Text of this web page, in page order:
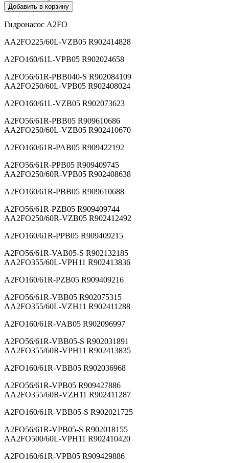
Добавить в корзину
Гидронасос A2FO
AA2FO225/60L-VZB05 R902414828
A2FO160/61L-VPB05 R902024658
A2FO56/61R-PBB040-S R902084109
AA2FO250/60L-VPB05 R902408024
A2FO160/61L-VZB05 R902073623
A2FO56/61R-PBB05 R909610686
AA2FO250/60L-VZB05 R902410670
A2FO160/61R-PAB05 R909422192
A2FO56/61R-PPB05 R909409745
AA2FO250/60R-VPB05 R902408638
A2FO160/61R-PBB05 R909610688
A2FO56/61R-PZB05 R909409744
AA2FO250/60R-VZB05 R902412492
A2FO160/61R-PPB05 R909409215
A2FO56/61R-VAB05-S R902132185
AA2FO355/60L-VPH11 R902413836
A2FO160/61R-PZB05 R909409216
A2FO56/61R-VBB05 R902075315
AA2FO355/60L-VZH11 R902411288
A2FO160/61R-VAB05 R902096997
A2FO56/61R-VBB05-S R902031891
AA2FO355/60R-VPH11 R902413835
A2FO160/61R-VBB05 R902036968
A2FO56/61R-VPB05 R909427886
AA2FO355/60R-VZH11 R902411287
A2FO160/61R-VBB05-S R902021725
A2FO56/61R-VPB05-S R902018155
AA2FO500/60L-VPH11 R902410420
A2FO160/61R-VPB05 R909429886